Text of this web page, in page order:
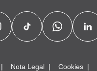
Nota Legal Cookies